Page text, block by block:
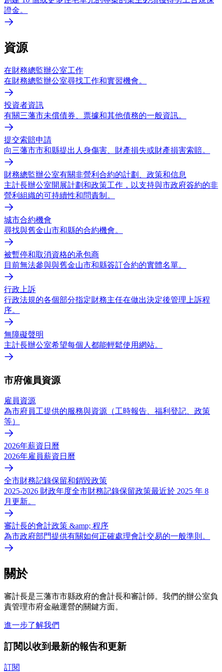
證金。
資源
在財務總監辦公室工作
在財務總監辦公室尋找工作和實習機會。
投資者資訊
有關三藩市未償債券、票據和其他債務的一般資訊。
提交索賠申請
向三藩市市和縣提出人身傷害、財產損失或財產損害索賠。
財務總監辦公室有關非營利合約的計劃、政策和信息
主計長辦公室開展計劃和政策工作，以支持與市政府簽約的非
營利組織的可持續性和問責制。
城市合約機會
尋找與舊金山市和縣的合約機會。
被暫停和取消資格的承包商
目前無法參與與舊金山市和縣簽訂合約的實體名單。
行政上訴
行政法規的各個部分指定財務主任在做出決定後管理上訴程
序。
無障礙聲明
主計長辦公室希望每個人都能輕鬆使用網站。
市府僱員資源
雇員資源
為市府員工提供的服務與資源（工時報告、福利登記、政策
等）
2026年薪資日曆
2026年雇員薪資日曆
全市財務記錄保留和銷毀政策
2025-2026 財政年度全市財務記錄保留政策最近於 2025 年 8
月更新。
審計長的會計政策 &amp; 程序
為市政府部門提供有關如何正確處理會計交易的一般準則。
關於
審計長是三藩市市縣政府的會計長和審計師。我們的辦公室負
責管理市府金融運營的關鍵方面。
進一步了解我們
訂閱以收到最新的報告和更新
訂閱